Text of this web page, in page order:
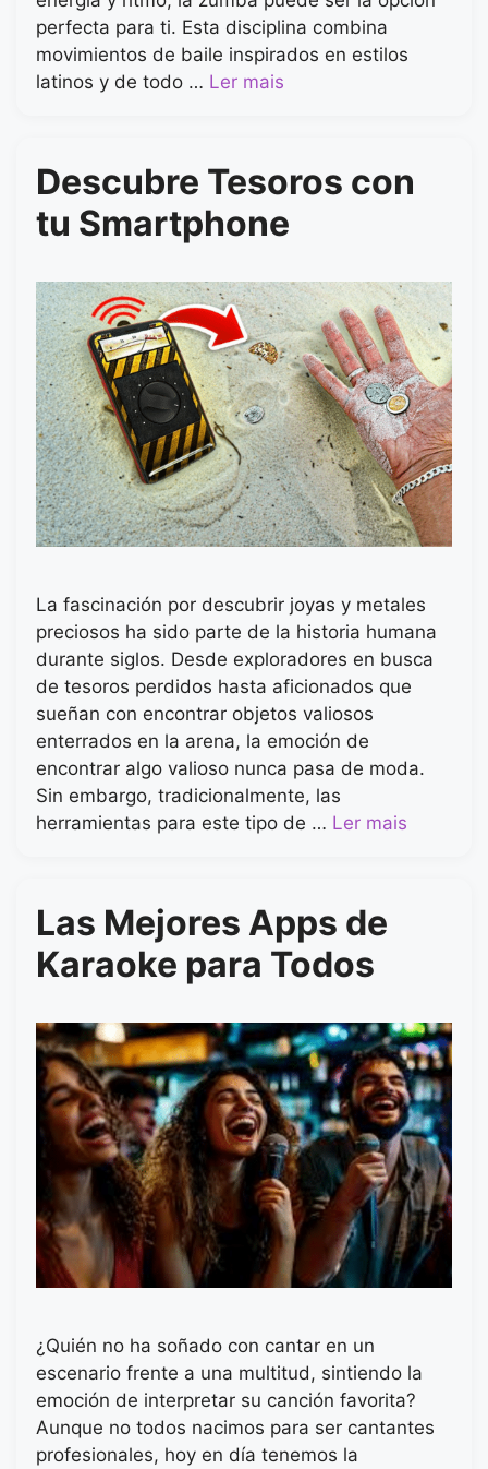
perfecta para ti. Esta disciplina combina
movimientos de baile inspirados en estilos
latinos y de todo … Ler mais
Descubre Tesoros con
tu Smartphone
La fascinación por descubrir joyas y metales
preciosos ha sido parte de la historia humana
durante siglos. Desde exploradores en busca
de tesoros perdidos hasta aficionados que
sueñan con encontrar objetos valiosos
enterrados en la arena, la emoción de
encontrar algo valioso nunca pasa de moda.
Sin embargo, tradicionalmente, las
herramientas para este tipo de … Ler mais
Las Mejores Apps de
Karaoke para Todos
¿Quién no ha soñado con cantar en un
escenario frente a una multitud, sintiendo la
emoción de interpretar su canción favorita?
Aunque no todos nacimos para ser cantantes
profesionales, hoy en día tenemos la